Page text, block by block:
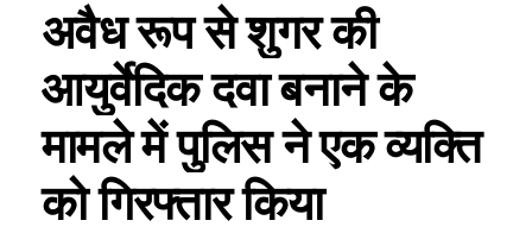
अवैध रूप से शुगर की
आयुर्वेदिक दवा बनाने के
मामले में पुलिस ने एक व्यक्ति
को गिरफ्तार किया